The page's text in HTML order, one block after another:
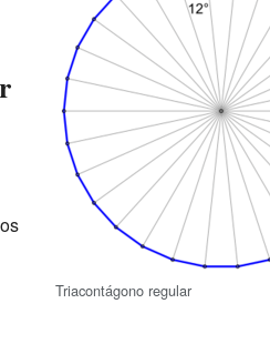
Triacontágono regular